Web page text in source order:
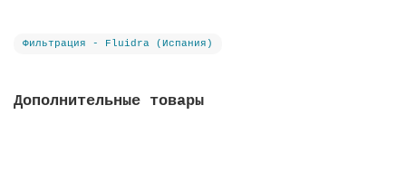
Фильтрация - Fluidra (Испания)
Дополнительные товары